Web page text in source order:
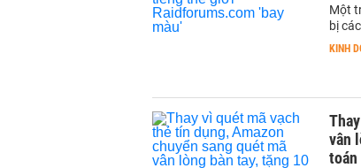
Một
bị
KINH
vân
toán